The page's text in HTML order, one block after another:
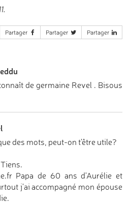
Partager Partager Partager
de germaine Revel . Bisous
des mots, peut-on t'être utile?
Papa de 60 ans d'Aurélie et
j'ai accompagné mon épouse